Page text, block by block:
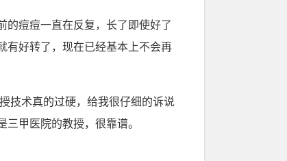
的痘痘一直在反复，长了即使好了
有好转了，现在已经基本上不会再
技术真的过硬，给我很仔细的诉说
甲医院的教授，很靠谱。